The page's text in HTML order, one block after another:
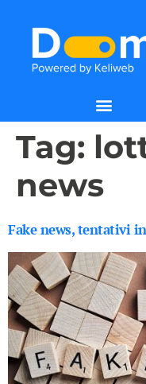
Tag:
news
Fake news, tentativi